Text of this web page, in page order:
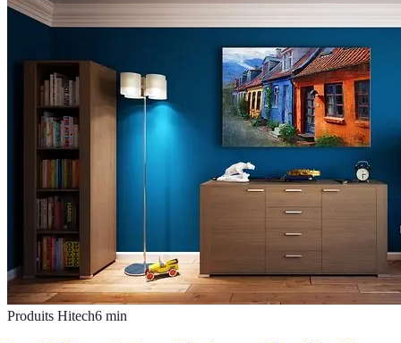
Produits Hitech6 min